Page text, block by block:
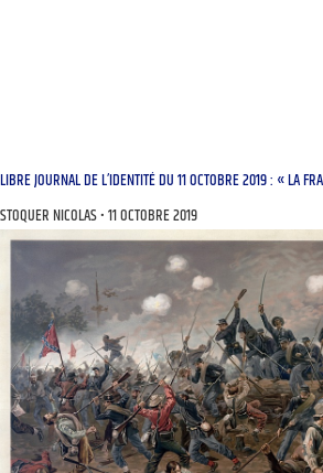
LIBRE JOURNAL DE L’IDENTITÉ DU 11 OCTOBRE 2019 : « LA
STOQUER NICOLAS 11 OCTOBRE 2019